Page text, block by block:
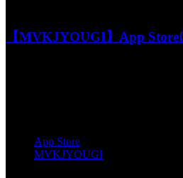
【MVKJYOUGI】App Store
App Store
MVKJYOUGI